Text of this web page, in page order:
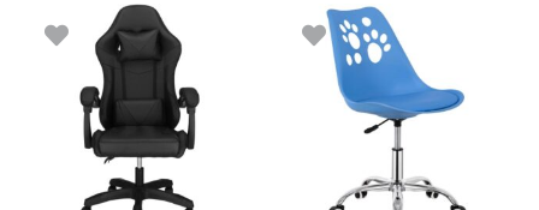
Prețul
inițial
a
408.00 lei.
Prețul
inițial
a
fost:
158.00 lei.